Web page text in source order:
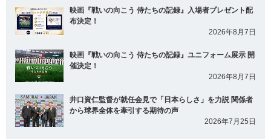
映画『戦いの向こう 侍たちの記録』入場者プレゼント配
布決定！
2026年8月7日
映画『戦いの向こう 侍たちの記録』ユニフォーム展示 開
催決定！
2026年8月7日
井口資仁監督が就任会見で「日本らしさ」を力説 関係者
から球界全体を牽引する期待の声
2026年7月25日